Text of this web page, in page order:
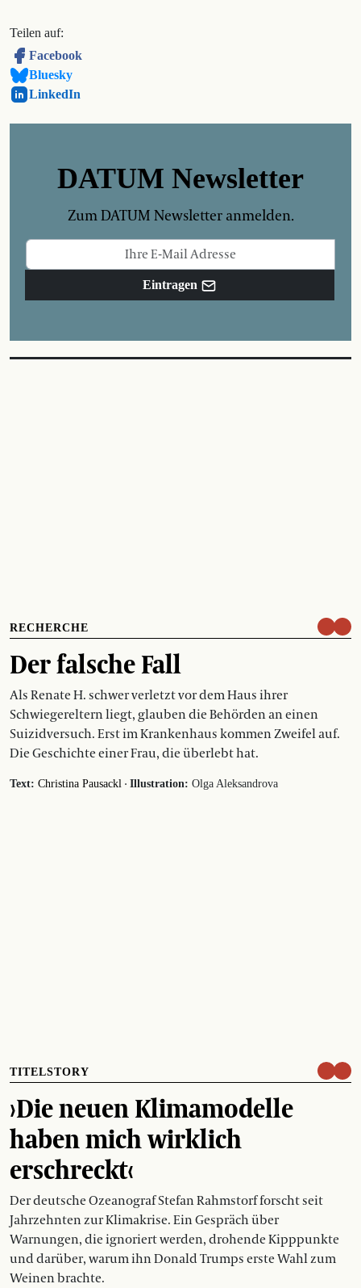
Teilen auf:
Facebook
Bluesky
LinkedIn
DATUM Newsletter
Zum DATUM Newsletter anmelden.
Eintragen
RECHERCHE
Der falsche Fall
Als Renate H. schwer verletzt vor dem Haus ihrer
Schwiegereltern liegt, glauben die Behörden an einen
Suizidversuch. Erst im Krankenhaus kommen Zweifel auf.
Die Geschichte einer Frau, die überlebt hat.
Text: Christina Pausackl · Illustration: Olga Aleksandrova
TITELSTORY
›Die neuen Klimamodelle
haben mich wirklich
erschreckt‹
Der deutsche Ozeanograf Stefan Rahmstorf forscht seit
Jahrzehnten zur Klimakrise. Ein Gespräch über
Warnungen, die ignoriert werden, drohende Kipppunkte
und darüber, warum ihn Donald Trumps erste Wahl zum
Weinen brachte.